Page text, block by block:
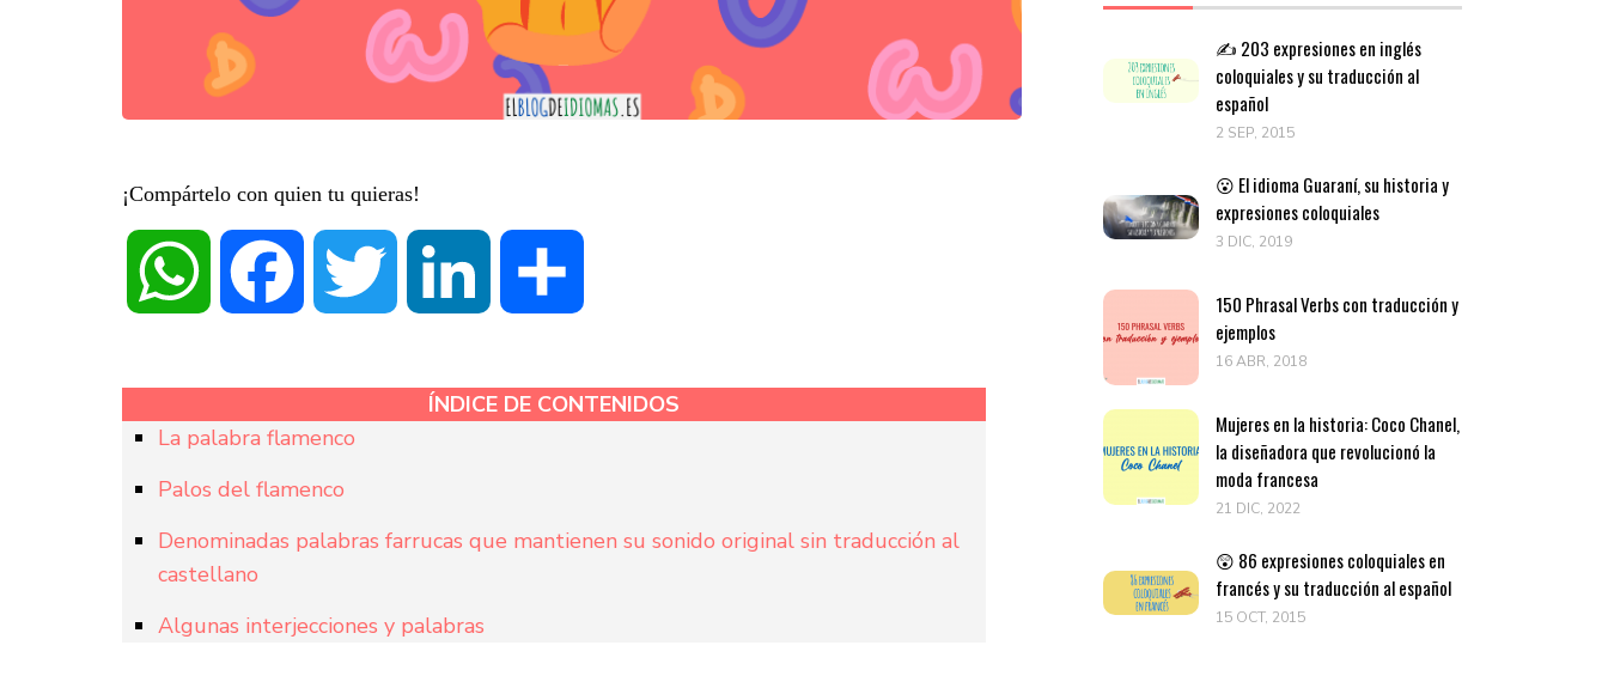
¡Compártelo con quien tu quieras!
WhatsApp Facebook LinkedIn
ÍNDICE DE CONTENIDOS
La palabra flamenco
Palos del flamenco
Denominadas palabras farrucas que mantienen su sonido original sin traducción al
castellano
Algunas interjecciones y palabras
✍️ 203 expresiones en inglés
coloquiales y su traducción al
español
2 SEP, 2015
😮 El idioma Guaraní, su historia y
expresiones coloquiales
3 DIC, 2019
150 Phrasal Verbs con traducción y
ejemplos
16 ABR, 2018
Mujeres en la historia: Coco Chanel,
la diseñadora que revolucionó la
moda francesa
21 DIC, 2022
😲 86 expresiones coloquiales en
francés y su traducción al español
15 OCT, 2015